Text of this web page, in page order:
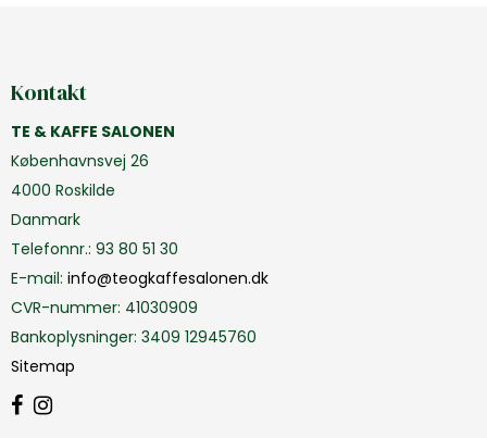
Kontakt
TE & KAFFE SALONEN
Københavnsvej 26
4000 Roskilde
Danmark
Telefonnr.: 93 80 51 30
E-mail: info@teogkaffesalonen.dk
CVR-nummer: 41030909
Bankoplysninger: 3409 12945760
Sitemap